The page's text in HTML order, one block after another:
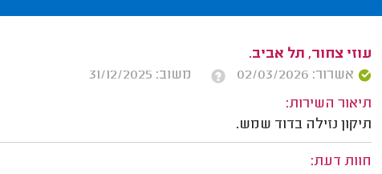
עוזי צחור, תל אביב.
אשרור: 02/03/2026
משוב: 31/12/2025
תיאור השירות:
תיקון נזילה בדוד שמש.
חוות דעת: